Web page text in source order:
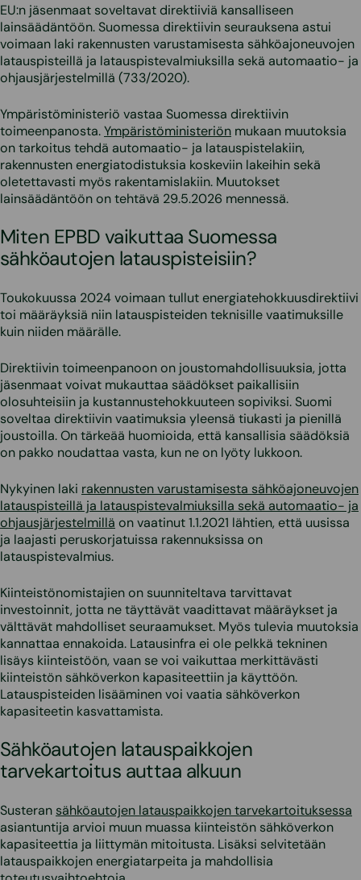
EU:n jäsenmaat soveltavat direktiiviä kansalliseen
lainsäädäntöön. Suomessa direktiivin seurauksena astui
voimaan laki rakennusten varustamisesta sähköajoneuvojen
latauspisteillä ja latauspistevalmiuksilla sekä automaatio- ja
ohjausjärjestelmillä (733/2020).
Ympäristöministeriö vastaa Suomessa direktiivin
toimeenpanosta.Ympäristöministeriön mukaan muutoksia
on tarkoitus tehdä automaatio- ja latauspistelakiin,
rakennusten energiatodistuksia koskeviin lakeihin sekä
oletettavasti myös rakentamislakiin. Muutokset
lainsäädäntöön on tehtävä 29.5.2026 mennessä.
Miten EPBD vaikuttaa Suomessa
sähköautojen latauspisteisiin?
Toukokuussa 2024 voimaan tullut energiatehokkuusdirektiivi
toi määräyksiä niin latauspisteiden teknisille vaatimuksille
kuin niiden määrälle.
Direktiivin toimeenpanoon on joustomahdollisuuksia, jotta
jäsenmaat voivat mukauttaa säädökset paikallisiin
olosuhteisiin ja kustannustehokkuuteen sopiviksi. Suomi
soveltaa direktiivin vaatimuksia yleensä tiukasti ja pienillä
joustoilla. On tärkeää huomioida, että kansallisia säädöksiä
on pakko noudattaa vasta, kun ne on lyöty lukkoon.
Nykyinen laki rakennusten varustamisesta sähköajoneuvojen
latauspisteillä ja latauspistevalmiuksilla sekä automaatio- ja
ohjausjärjestelmillä on vaatinut 1.1.2021 lähtien, että uusissa
ja laajasti peruskorjatuissa rakennuksissa on
latauspistevalmius.
Kiinteistönomistajien on suunniteltava tarvittavat
investoinnit, jotta ne täyttävät vaadittavat määräykset ja
välttävät mahdolliset seuraamukset. Myös tulevia muutoksia
kannattaa ennakoida. Latausinfra ei ole pelkkä tekninen
lisäys kiinteistöön, vaan se voi vaikuttaa merkittävästi
kiinteistön sähköverkon kapasiteettiin ja käyttöön.
Latauspisteiden lisääminen voi vaatia sähköverkon
kapasiteetin kasvattamista.
Sähköautojen latauspaikkojen
tarvekartoitus auttaa alkuun
Susteran sähköautojen latauspaikkojen tarvekartoituksessa
asiantuntija arvioi muun muassa kiinteistön sähköverkon
kapasiteettia ja liittymän mitoitusta. Lisäksi selvitetään
latauspaikkojen energiatarpeita ja mahdollisia